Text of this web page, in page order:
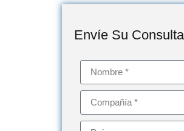
Envíe Su